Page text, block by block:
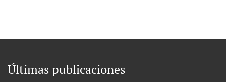
Últimas publicaciones